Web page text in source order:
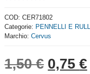
out
of
5
COD:CER71802
Categorie: PENNELLI E RULLI
Marchio:Cervus
1,50€ Il
0,75€